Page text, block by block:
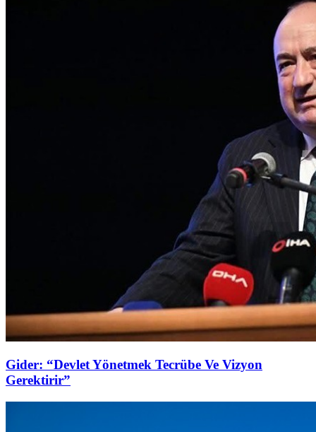
Gider: “Devlet Yönetmek Tecrübe Ve Vizyon
Gerektirir”